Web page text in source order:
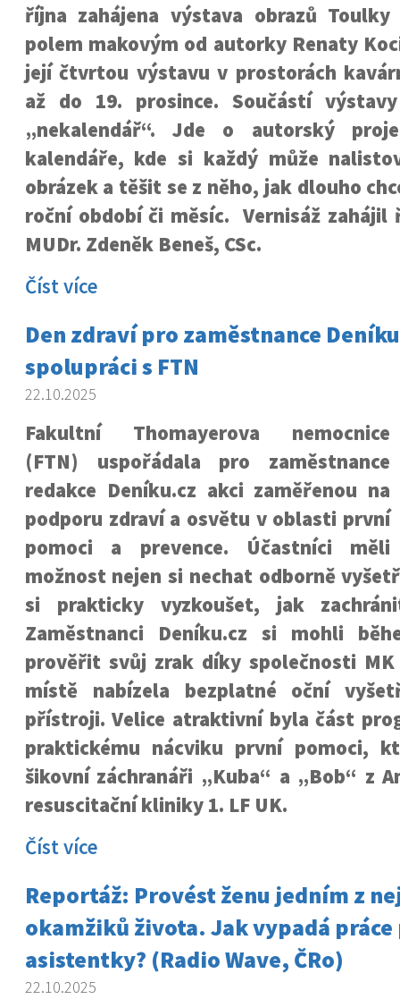
října zahájena výstava obrazů Toulky
polem makovým od autorky Renaty
její čtvrtou výstavu v prostorách
až do 19. prosince. Součástí
„nekalendář“. Jde o autorský
kalendáře, kde si každý může
obrázek a těšit se z něho, jak dlouho
roční období či měsíc. Vernisáž zahájil
MUDr. Zdeněk Beneš, CSc.
Číst více
Den zdraví pro zaměstnance
spolupráci s FTN
22.10.2025
Fakultní Thomayerova nemocnice
(FTN) uspořádala pro zaměstnance
redakce Deníku.cz akci zaměřenou na
podporu zdraví a osvětu v oblasti první
pomoci a prevence. Účastníci měli
možnost nejen si nechat odborně
si prakticky vyzkoušet, jak
Zaměstnanci Deníku.cz si mohli
prověřit svůj zrak díky společnosti
místě nabízela bezplatné oční
přístroji. Velice atraktivní byla část
praktickému nácviku první pomoci,
šikovní záchranáři „Kuba“ a „Bob“ z
resuscitační kliniky 1. LF UK.
Číst více
Reportáž: Provést ženu jedním z
okamžiků života. Jak vypadá
asistentky? (Radio Wave, ČRo)
22.10.2025